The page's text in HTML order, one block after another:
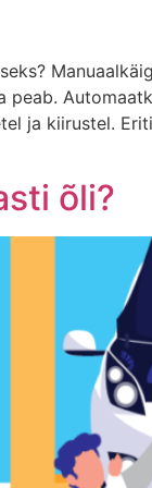
peab.
ja kiirustel.
õli?